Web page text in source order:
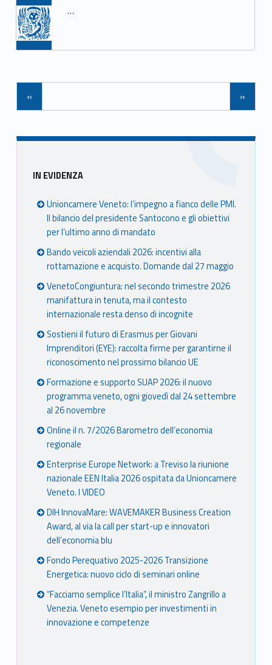
…
Navigazione tra gli articoli
« »
Sidebar
IN EVIDENZA
Unioncamere Veneto: l’impegno a fianco delle PMI.
Il bilancio del presidente Santocono e gli obiettivi
per l’ultimo anno di mandato
Bando veicoli aziendali 2026: incentivi alla
rottamazione e acquisto. Domande dal 27 maggio
VenetoCongiuntura: nel secondo trimestre 2026
manifattura in tenuta, ma il contesto
internazionale resta denso di incognite
Sostieni il futuro di Erasmus per Giovani
Imprenditori (EYE): raccolta firme per garantirne il
riconoscimento nel prossimo bilancio UE
Formazione e supporto SUAP 2026: il nuovo
programma veneto, ogni giovedì dal 24 settembre
al 26 novembre
Online il n. 7/2026 Barometro dell’economia
regionale
Enterprise Europe Network: a Treviso la riunione
nazionale EEN Italia 2026 ospitata da Unioncamere
Veneto. I VIDEO
DIH InnovaMare: WAVEMAKER Business Creation
Award, al via la call per start-up e innovatori
dell’economia blu
Fondo Perequativo 2025-2026 Transizione
Energetica: nuovo ciclo di seminari online
“Facciamo semplice l’Italia”, il ministro Zangrillo a
Venezia. Veneto esempio per investimenti in
innovazione e competenze